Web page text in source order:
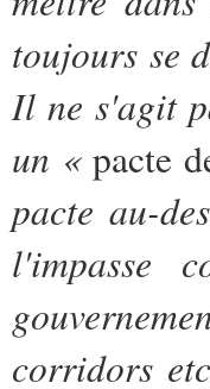
toujours se
Il ne s'agit
un « pacte
pacte au-
l'impasse
corridors